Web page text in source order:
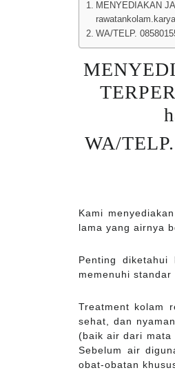
MENYEDIAKAN
WA/TELP.
WA/TELP.
Kami
lama yang airnya
Penting
memenuhi
Treatment kolam
sehat, dan
(baik air dari mata
Sebelum air
obat-obatan